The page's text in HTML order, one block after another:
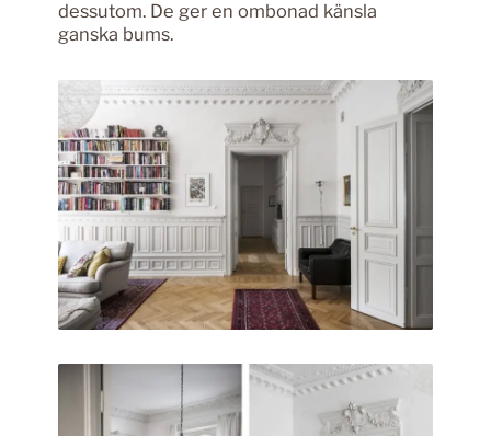
dessutom. De ger en ombonad känsla
ganska bums.